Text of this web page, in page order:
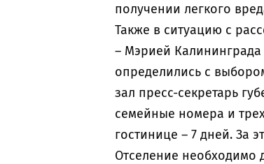
получении легкого
Также в ситуацию с
– Мэрией
определились с
зал пресс-секретарь
семейные номера и
гостинице – 7 дней. За
Отселение необходимо